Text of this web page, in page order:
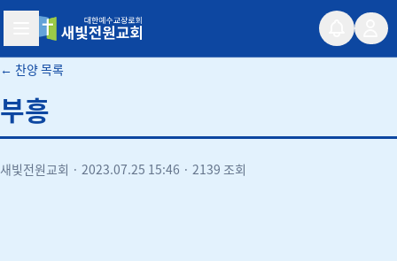
새빛전원교회
← 찬양 목록
부흥
새빛전원교회 · 2023.07.25 15:46 · 2139 조회